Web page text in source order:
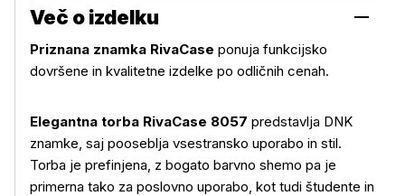
Več o izdelku
Priznana znamka RivaCase ponuja funkcijsko
dovršene in kvalitetne izdelke po odličnih cenah.
Elegantna torba RivaCase 8057 predstavlja DNK
znamke, saj pooseblja vsestransko uporabo in stil.
Torba je prefinjena, z bogato barvno shemo pa je
primerna tako za poslovno uporabo, kot tudi študente in